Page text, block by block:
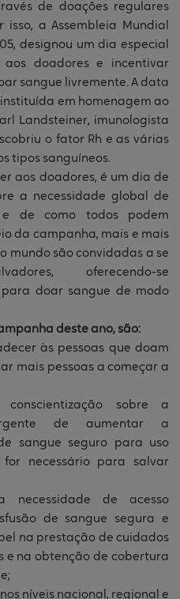
de doações regulares
isso, a Assembleia Mundial
designou um dia especial
doadores e incentivar
sangue livremente. A data
instituída em homenagem ao
Landsteiner, imunologista
o fator Rh e as várias
tipos sanguíneos.
aos doadores, é um dia de
a necessidade global de
e de como todos podem
da campanha, mais e mais
mundo são convidadas a se
oferecendo-se
doar sangue de modo
deste ano, são:
às pessoas que doam
mais pessoas a começar a
sobre a
de aumentar a
sangue seguro para uso
necessário para salvar
necessidade de acesso
de sangue segura e
na prestação de cuidados
e na obtenção de cobertura
níveis nacional, regional e